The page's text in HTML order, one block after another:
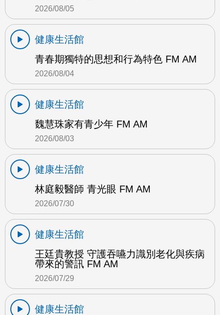
2026/08/05
健康生活館
青春期獨特的思想和行為特色 FM AM
2026/08/04
健康生活館
魏慧珠家有青少年 FM AM
2026/08/03
健康生活館
林庭毅醫師 青光眼 FM AM
2026/07/30
健康生活館
王廷貴教授 守護吞嚥力識別老化與疾病
帶來的警訊 FM AM
2026/07/29
健康生活館